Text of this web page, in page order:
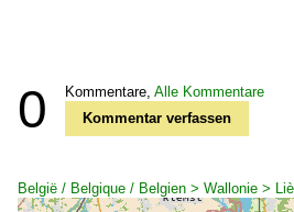
0 Kommentare, Alle Kommentare
Kommentar verfassen
België / Belgique / Belgien > Wallonie >